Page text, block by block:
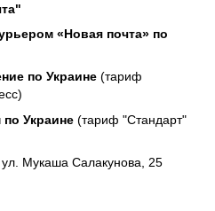
«Новая почта» по
по Украине (тариф
Украине (тариф "Стандарт"
ул. Мукаша Салакунова, 25